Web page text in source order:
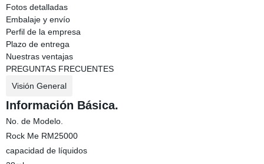
Fotos detalladas
Embalaje y envío
Perfil de la empresa
Plazo de entrega
Nuestras ventajas
PREGUNTAS FRECUENTES
Visión General
Información Básica.
No. de Modelo.
Rock Me RM25000
capacidad de líquidos